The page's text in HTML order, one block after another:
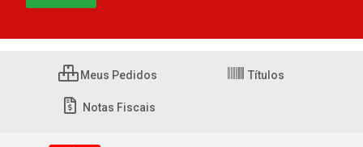
Meus Pedidos Títulos
Notas Fiscais